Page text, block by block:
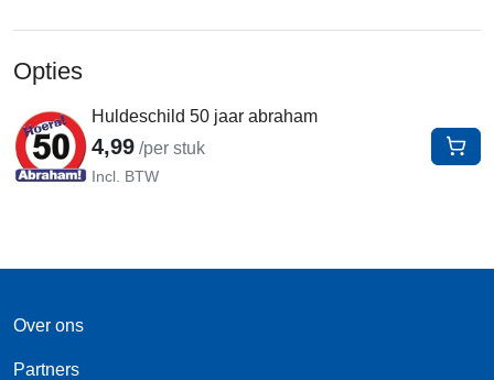
Opties
Huldeschild 50 jaar abraham
4,99 /per stuk
Incl. BTW
In
Over ons
Partners